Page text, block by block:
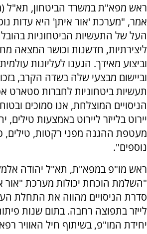
ראש מפא"ת במשרד הביטחון, תא"ל
אמר, "מערכת 'אור איתן' היא עדות
העל של התעשיות הביטחוניות
ליצירתיות, חדשנות וכושר המצאה
וביצוע מאידך. הגענו לעליונות
וביישום מבצעי שלה בשדה הקרב,
תעשיות ביטחוניות לחברות סטארט
הניסויים המוצלחת, אנו סמוכים
יירוט בלייזר ליירוט באמצעות טילים,
מעטפת ההגנה מפני רקטות, טילים,
נוספים".
ראש מו"פ במפא"ת, תא"ל יהודה
"השלמת הוכחת יכולות מערכת "אור
סדרת הניסויים מהווה את התחלת
לייזר בתפוצה רחבה. בתום שנות
יחידת המו"פ, בשיתוף חיל האוויר